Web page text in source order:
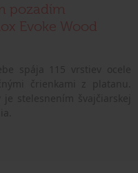
pozadím
Evoke Wood